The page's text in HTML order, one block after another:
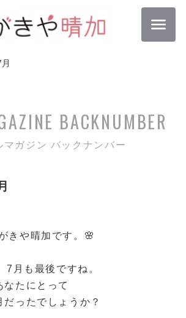
BACKNUMBER
マガジン バックナンバー
きや晴加です。🌸
7月も最後ですね。
たにとって
ったでしょうか？